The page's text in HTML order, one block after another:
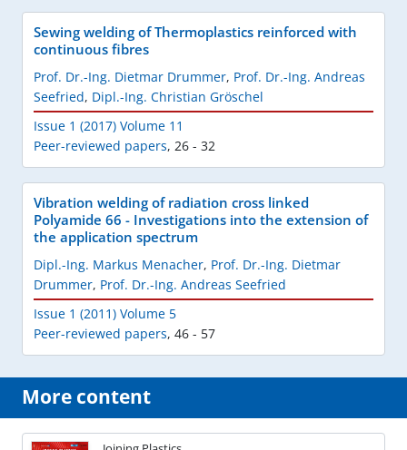
Sewing welding of Thermoplastics reinforced with
continuous fibres
Prof. Dr.-Ing. Dietmar Drummer, Prof. Dr.-Ing. Andreas
Seefried, Dipl.-Ing. Christian Gröschel
Issue 1 (2017) Volume 11
Peer-reviewed papers, 26 - 32
Vibration welding of radiation cross linked
Polyamide 66 - Investigations into the extension of
the application spectrum
Dipl.-Ing. Markus Menacher, Prof. Dr.-Ing. Dietmar
Drummer, Prof. Dr.-Ing. Andreas Seefried
Issue 1 (2011) Volume 5
Peer-reviewed papers, 46 - 57
More content